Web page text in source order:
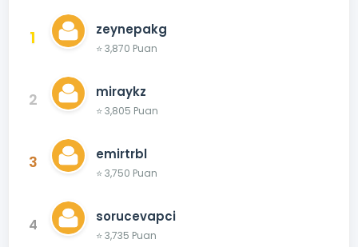
1 zeynepakg
⭐ 3,870 Puan
2 miraykz
⭐ 3,805 Puan
3 emirtrbl
⭐ 3,750 Puan
4 sorucevapci
⭐ 3,735 Puan